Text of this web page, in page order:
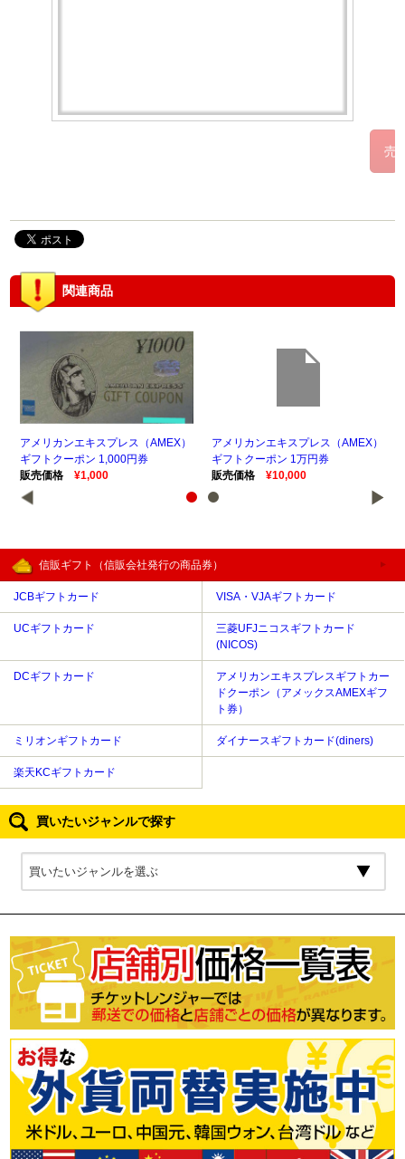
関連商品
ス（AMEX）
円券
アメリカンエキスプレス（AMEX）
ギフトクーポン 1万円券
販売価格
アメリカンエキスプレス（
ギフトクーポン 500円券
販売価格
信販ギフト（信販会社発行の商品券）
JCBギフトカード VISA・VJAギフトカード
UCギフトカード
三菱UFJニコスギフトカード
(NICOS)
DCギフトカード
アメリカンエキスプレスギフトカー
ドクーポン（アメックスAMEXギフ
ト券）
ミリオンギフトカード ダイナースギフトカード(diners)
楽天KCギフトカード
買いたいジャンルで探す